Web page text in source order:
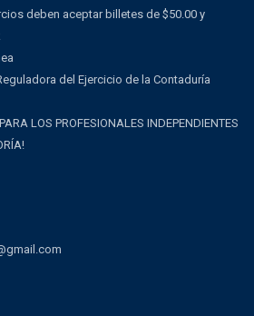
deben aceptar billetes de $50.00 y
del Ejercicio de la Contaduría
LOS PROFESIONALES INDEPENDIENTES